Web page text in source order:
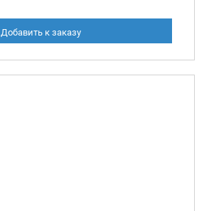
Добавить к заказу